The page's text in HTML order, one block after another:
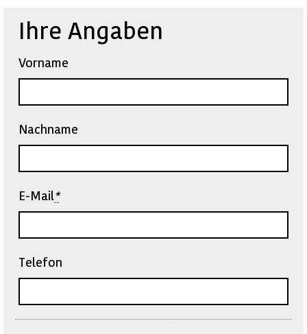
Ihre Angaben
Vorname
Nachname
E-Mail *
Telefon